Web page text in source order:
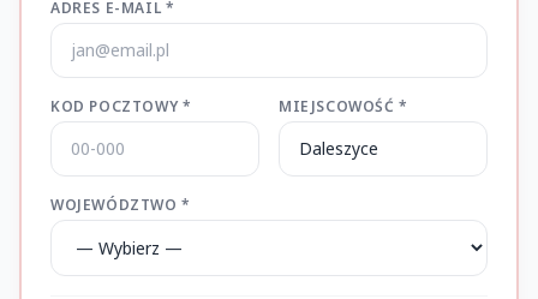
ADRES E-MAIL *
KOD POCZTOWY * MIEJSCOWOŚĆ *
WOJEWÓDZTWO *